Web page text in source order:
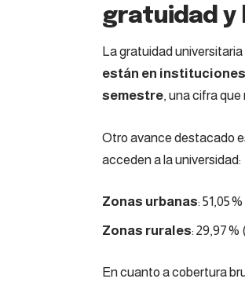
gratuidad y
La gratuidad
están en
semestre, una cifra que
Otro avance destacado
acceden a la universidad:
Zonas urbanas: 51,05 %
Zonas rurales: 29,97
En cuanto a cobertura